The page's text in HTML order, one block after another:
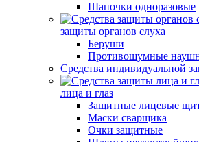
Шапочки одноразовые
защиты органов слуха
Беруши
Противошумные
Средства индивидуальной
лица и глаз
Защитные лицевые
Маски сварщика
Очки защитные